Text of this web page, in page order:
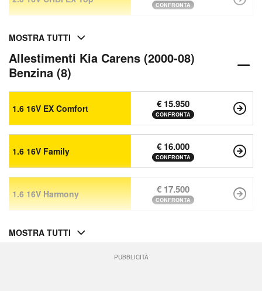
CONFRONTA
MOSTRA TUTTI
Allestimenti Kia Carens (2000-08)
Benzina (8)
1.6 16V EX Comfort € 15.950
CONFRONTA
1.6 16V Family € 16.000
CONFRONTA
1.6 16V Harmony € 17.500
CONFRONTA
MOSTRA TUTTI
PUBBLICITÀ